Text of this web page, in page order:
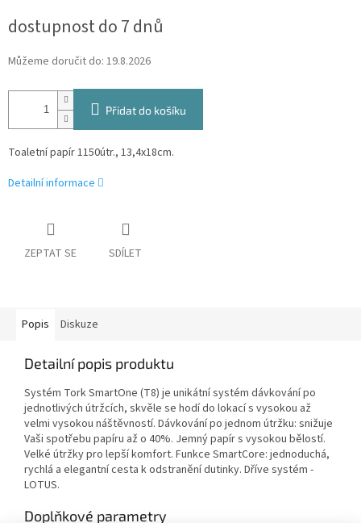
cena:
dostupnost do 7 dnů
Můžeme doručit do: 19.8.2026
Přidat do košíku
Toaletní papír 1150útr., 13,4x18cm.
Detailní informace
ZEPTAT SE SDÍLET
Popis Diskuze
Detailní popis produktu
Systém Tork SmartOne (T8) je unikátní systém dávkování po
jednotlivých útržcích, skvěle se hodí do lokací s vysokou až
velmi vysokou náštěvností. Dávkování po jednom útržku: snižuje
Vaši spotřebu papíru až o 40%. Jemný papír s vysokou bělostí.
Velké útržky pro lepší komfort. Funkce SmartCore: jednoduchá,
rychlá a elegantní cesta k odstranění dutinky. Dříve systém -
LOTUS.
Doplňkové parametry